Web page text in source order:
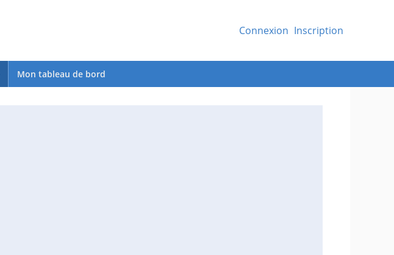
Connexion Inscription
Mon tableau de bord